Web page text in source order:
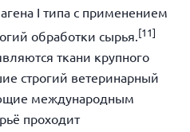
I типа с применением
обработки сырья. [11]
ткани крупного
строгий ветеринарный
международным
проходит